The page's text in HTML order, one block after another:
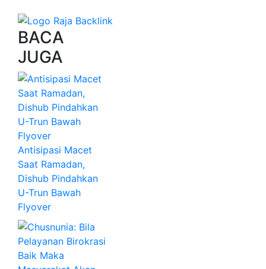
BACA
JUGA
Antisipasi Macet
Saat Ramadan,
Dishub Pindahkan
U-Trun Bawah
Flyover